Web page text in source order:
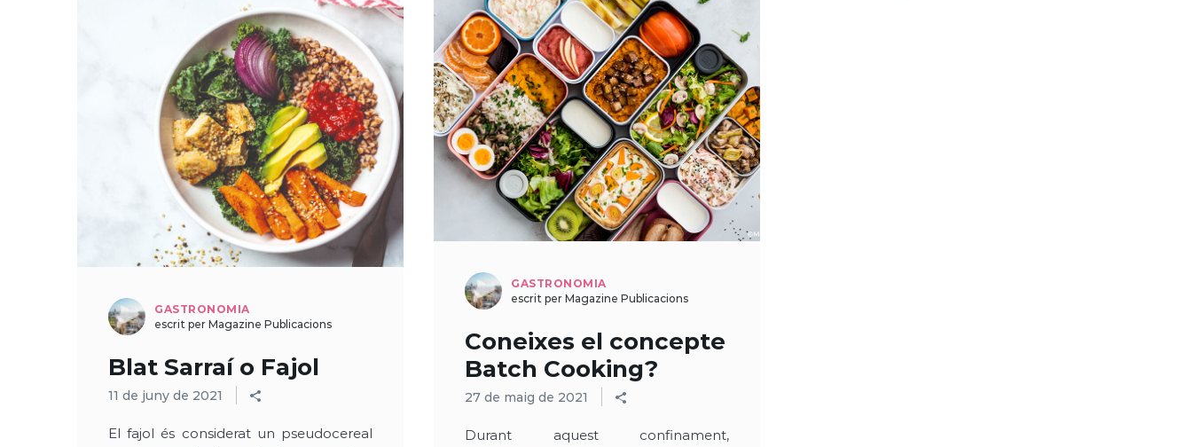
GASTRONOMIA
escrit per Magazine Publicacions
Blat Sarraí o Fajol
11 de juny de 2021
El fajol és considerat un pseudocereal
GASTRONOMIA
escrit per Magazine Publicacions
Coneixes el concepte
Batch Cooking?
27 de maig de 2021
Durant aquest confinament,